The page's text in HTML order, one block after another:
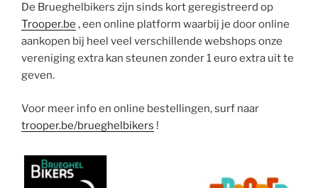
De Brueghelbikers zijn sinds kort geregistreerd op
Trooper.be , een online platform waarbij je door online
aankopen bij heel veel verschillende webshops onze
vereniging extra kan steunen zonder 1 euro extra uit te
geven.
Voor meer info en online bestellingen, surf naar
trooper.be/brueghelbikers !